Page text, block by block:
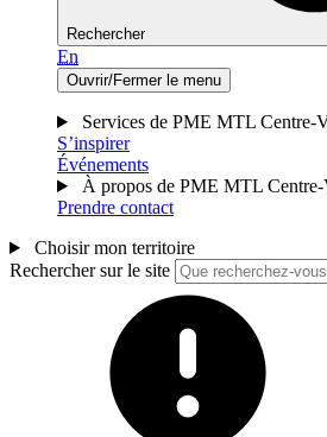
Rechercher
En
Ouvrir/Fermer le menu
Services de PME MTL Centre-
S’inspirer
Événements
À propos de PME MTL
Prendre contact
Choisir mon territoire
Rechercher sur le site